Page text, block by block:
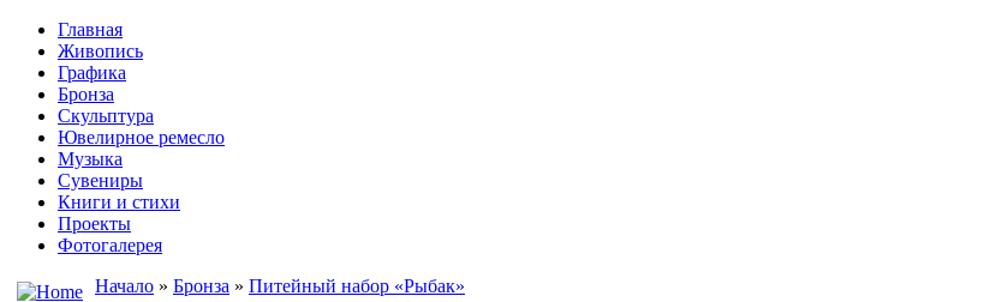
Главная
Живопись
Графика
Бронза
Скульптура
Ювелирное ремесло
Музыка
Сувениры
Книги и стихи
Проекты
Фотогалерея
Начало » Бронза » Питейный набор «Рыбак»